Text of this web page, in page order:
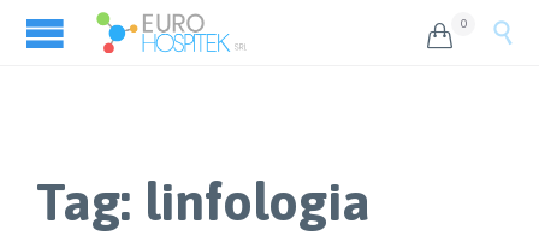
 0 
Tag: linfologia